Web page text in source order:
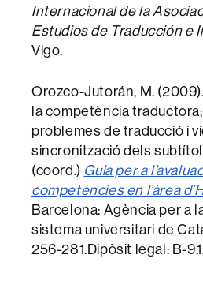
Internacional de la
Estudios de Traducción e
Vigo.
Orozco-Jutorán, M.
la competència
problemes de traducció i
sincronització dels
(coord.) Guia per a
competències en l’àrea
Barcelona: Agència per a
sistema universitari de
256-281.Dipòsit legal: B-